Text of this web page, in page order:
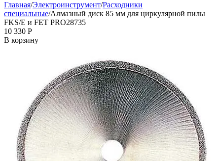
Главная/Электроинструмент/Расходники
специальные/Алмазный диск 85 мм для циркулярной пилы
FKS/E и FET PRO28735
10 330 Р
В корзину